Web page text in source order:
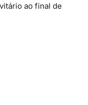
ao final de